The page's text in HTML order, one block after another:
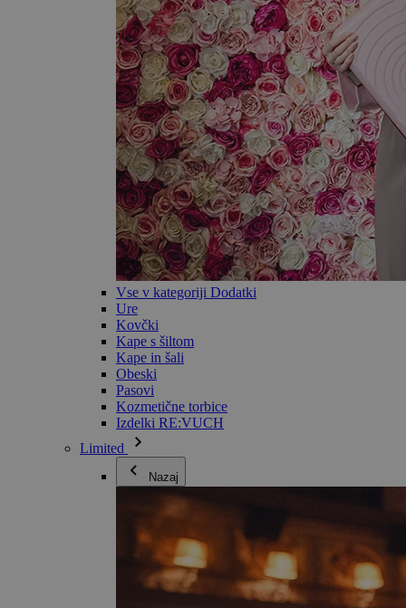
Vse v kategoriji Dodatki
Ure
Kovčki
Kape s šiltom
Kape in šali
Obeski
Pasovi
Kozmetične torbice
Izdelki RE:VUCH
Limited
Nazaj